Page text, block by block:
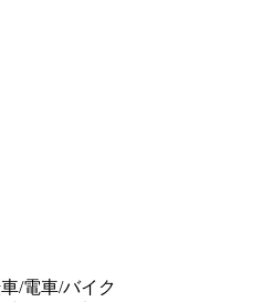
/電車/バイク